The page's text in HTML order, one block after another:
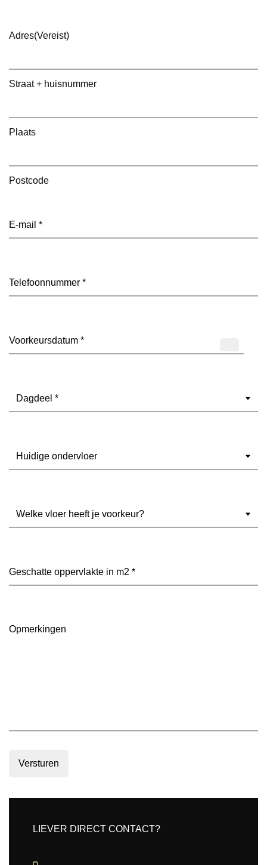
Adres(Vereist)
Straat + huisnummer
Plaats
Postcode
E-
Telefoon
Datum (Vereist)
Dagdeel (Vereist)
Ondervloer (Vereist)
Welke
Geschatte
Opmerkingen
Versturen
LIEVER DIRECT CONTACT?